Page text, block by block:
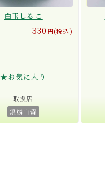
白玉しるこ
330 円(税込)
★お気に入り
取扱店
銀鱗山留